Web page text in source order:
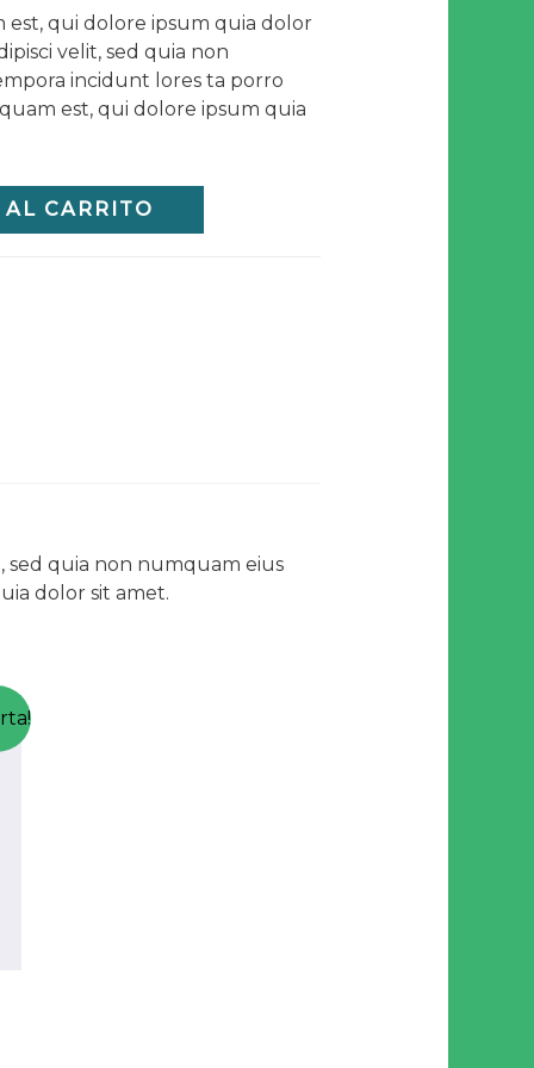
qui dolore ipsum quia dolor
velit, sed quia non
incidunt lores ta porro
est, qui dolore ipsum quia
CARRITO
sed quia non numquam eius
dolor sit amet.